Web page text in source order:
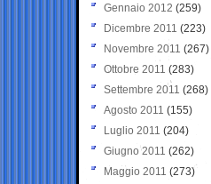
Gennaio 2012 (259)
Dicembre 2011 (223)
Novembre 2011 (267)
Ottobre 2011 (283)
Settembre 2011 (268)
Agosto 2011 (155)
Luglio 2011 (204)
Giugno 2011 (262)
Maggio 2011 (273)